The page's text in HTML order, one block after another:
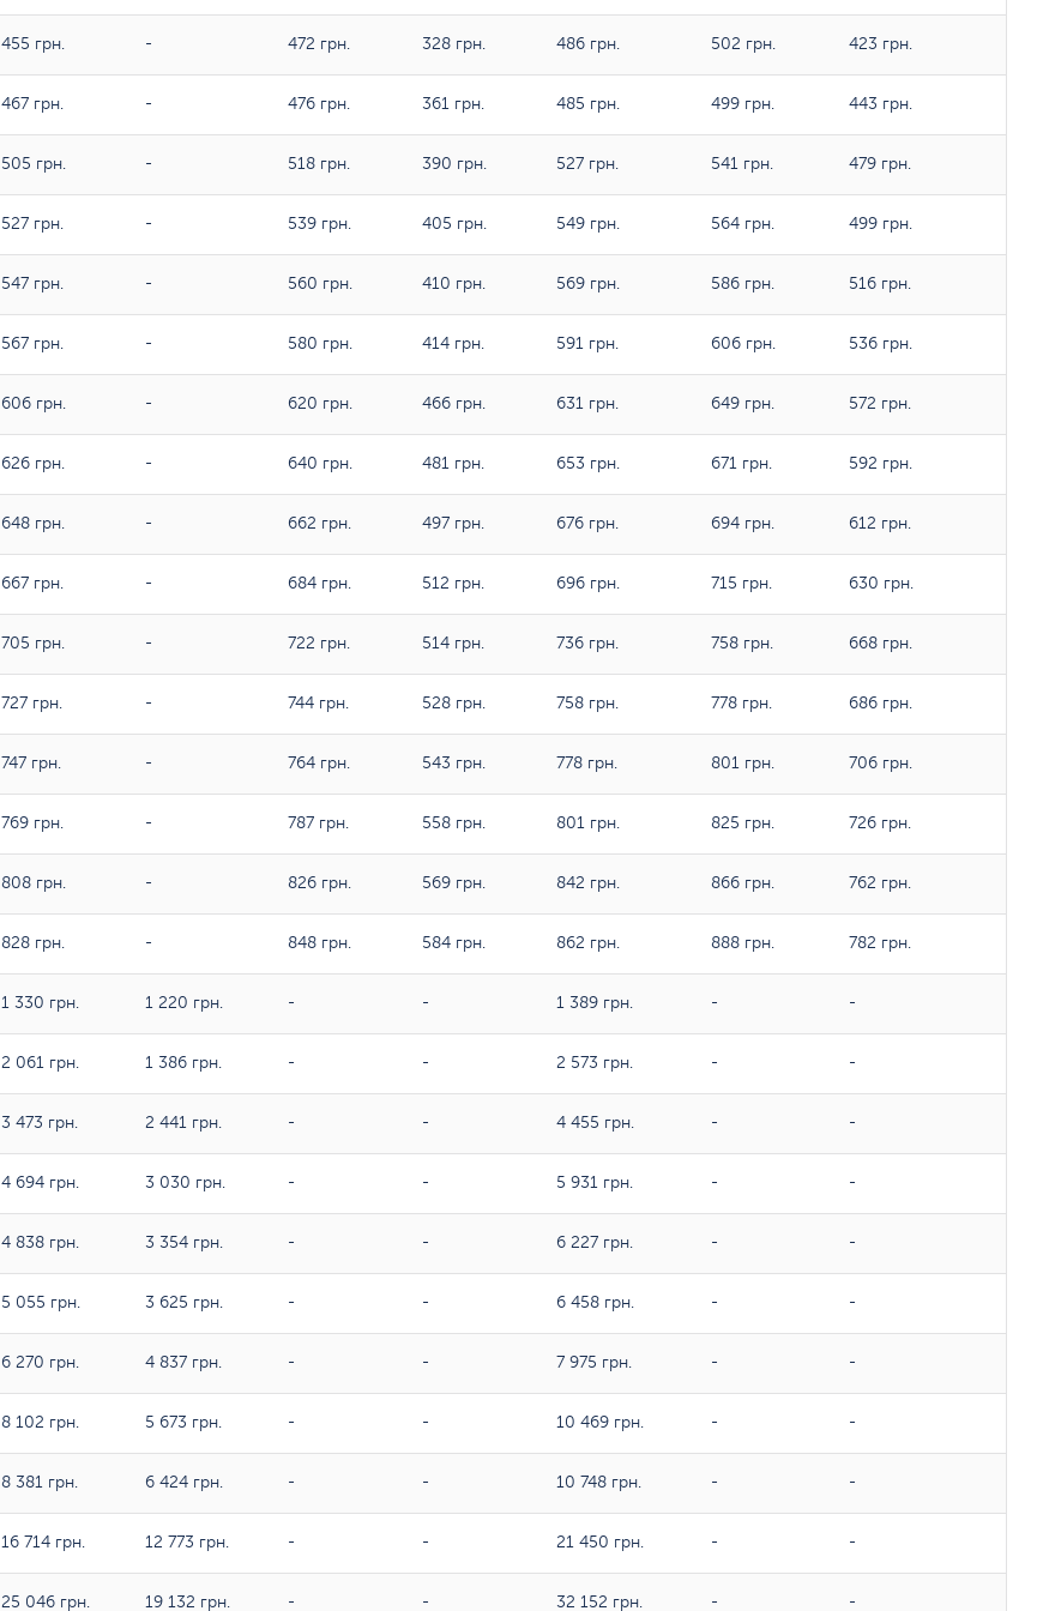
455 грн. - 472 грн. 328 грн. 486 грн. 502 грн. 423 грн.
467 грн. - 476 грн. 361 грн. 485 грн. 499 грн. 443 грн.
505 грн. - 518 грн. 390 грн. 527 грн. 541 грн. 479 грн.
527 грн. - 539 грн. 405 грн. 549 грн. 564 грн. 499 грн.
547 грн. - 560 грн. 410 грн. 569 грн. 586 грн. 516 грн.
567 грн. - 580 грн. 414 грн. 591 грн. 606 грн. 536 грн.
606 грн. - 620 грн. 466 грн. 631 грн. 649 грн. 572 грн.
626 грн. - 640 грн. 481 грн. 653 грн. 671 грн. 592 грн.
648 грн. - 662 грн. 497 грн. 676 грн. 694 грн. 612 грн.
667 грн. - 684 грн. 512 грн. 696 грн. 715 грн. 630 грн.
705 грн. - 722 грн. 514 грн. 736 грн. 758 грн. 668 грн.
727 грн. - 744 грн. 528 грн. 758 грн. 778 грн. 686 грн.
747 грн. - 764 грн. 543 грн. 778 грн. 801 грн. 706 грн.
769 грн. - 787 грн. 558 грн. 801 грн. 825 грн. 726 грн.
808 грн. - 826 грн. 569 грн. 842 грн. 866 грн. 762 грн.
828 грн. - 848 грн. 584 грн. 862 грн. 888 грн. 782 грн.
1 330 грн. 1 220 грн. - - 1 389 грн. - -
2 061 грн. 1 386 грн. - - 2 573 грн. - -
3 473 грн. 2 441 грн. - - 4 455 грн. - -
4 694 грн. 3 030 грн. - - 5 931 грн. - -
4 838 грн. 3 354 грн. - - 6 227 грн. - -
5 055 грн. 3 625 грн. - - 6 458 грн. - -
6 270 грн. 4 837 грн. - - 7 975 грн. - -
8 102 грн. 5 673 грн. - - 10 469 грн. - -
8 381 грн. 6 424 грн. - - 10 748 грн. - -
16 714 грн. 12 773 грн. - - 21 450 грн. - -
25 046 грн. 19 132 грн. - - 32 152 грн. - -